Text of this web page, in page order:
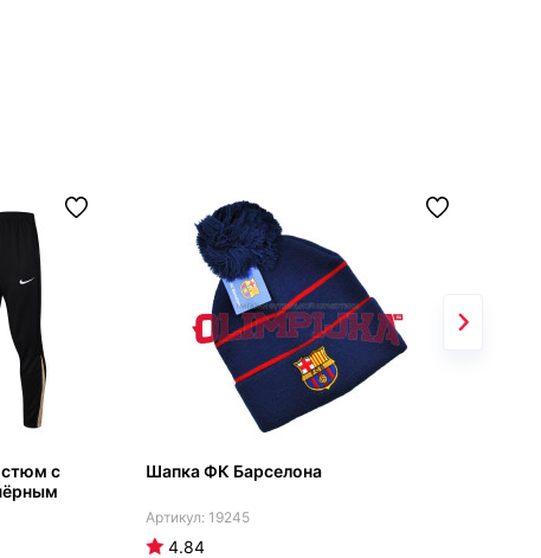
с
Шапка ФК Барселона
19245
4.84